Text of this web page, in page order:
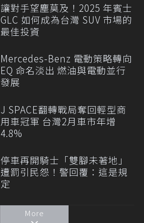
讓對手望塵莫及！2025 年賓士
GLC 如何成為台灣 SUV 市場的
最佳投資
Mercedes-Benz 電動策略轉向
EQ 命名淡出 燃油與電動並行
發展
J SPACE翻轉戰局奪回輕型商
用車冠軍 台灣2月車市年增
4.8%
停車再開騎士「雙腳未著地」
遭罰引民怨！警回覆：這是規
定
More